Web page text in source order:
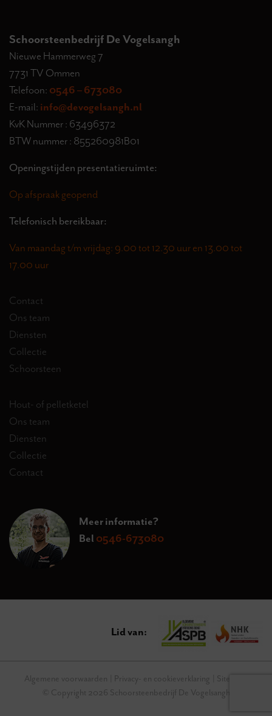
Schoorsteenbedrijf De Vogelsangh
Nieuwe Hammerweg 7
7731 TV Ommen
Telefoon: 0546 – 673080
E-mail: info@devogelsangh.nl
KvK Nummer : 63496372
BTW nummer : 855260981B01
Openingstijden presentatieruimte:
Op afspraak geopend
Telefonisch bereikbaar:
Van maandag t/m vrijdag: 9.00 tot 12.30 uur en 13.00 tot
17.00 uur
Contact
Ons team
Diensten
Collectie
Schoorsteen
Hout- of pelletketel
Ons team
Diensten
Collectie
Contact
Meer informatie?
Bel 0546-673080
Lid van:
Algemene voorwaarden Privacy- en cookieverklaring
Sitemap
© Copyright 2026 Schoorsteenbedrijf De Vogelsangh